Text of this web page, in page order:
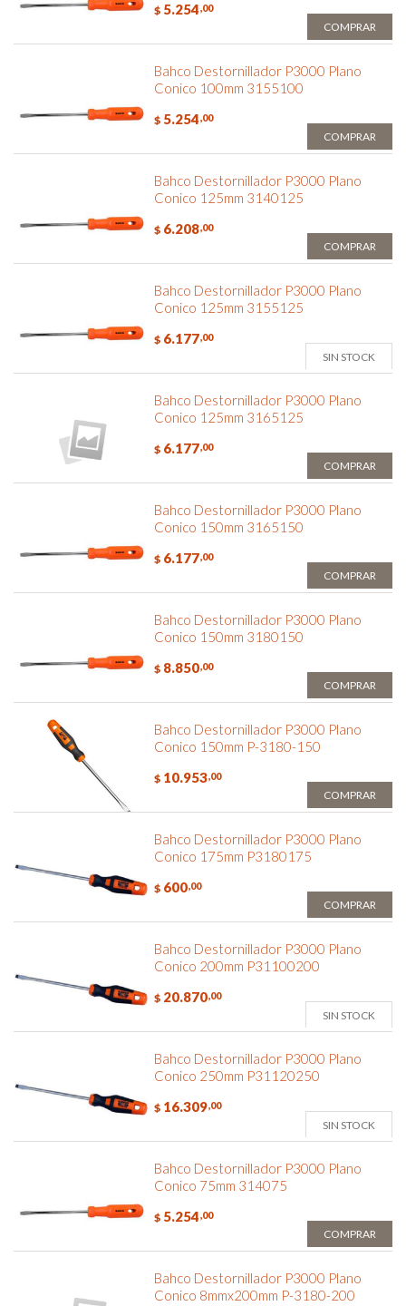
$ 5.254,00
COMPRAR
Bahco Destornillador P3000 Plano
Conico 100mm 3155100
$ 5.254,00
COMPRAR
Bahco Destornillador P3000 Plano
Conico 125mm 3140125
$ 6.208,00
COMPRAR
Bahco Destornillador P3000 Plano
Conico 125mm 3155125
$ 6.177,00
SIN STOCK
Bahco Destornillador P3000 Plano
Conico 125mm 3165125
$ 6.177,00
COMPRAR
Bahco Destornillador P3000 Plano
Conico 150mm 3165150
$ 6.177,00
COMPRAR
Bahco Destornillador P3000 Plano
Conico 150mm 3180150
$ 8.850,00
COMPRAR
Bahco Destornillador P3000 Plano
Conico 150mm P-3180-150
$ 10.953,00
COMPRAR
Bahco Destornillador P3000 Plano
Conico 175mm P3180175
$ 600,00
COMPRAR
Bahco Destornillador P3000 Plano
Conico 200mm P31100200
$ 20.870,00
SIN STOCK
Bahco Destornillador P3000 Plano
Conico 250mm P31120250
$ 16.309,00
SIN STOCK
Bahco Destornillador P3000 Plano
Conico 75mm 314075
$ 5.254,00
COMPRAR
Bahco Destornillador P3000 Plano
Conico 8mmx200mm P-3180-200